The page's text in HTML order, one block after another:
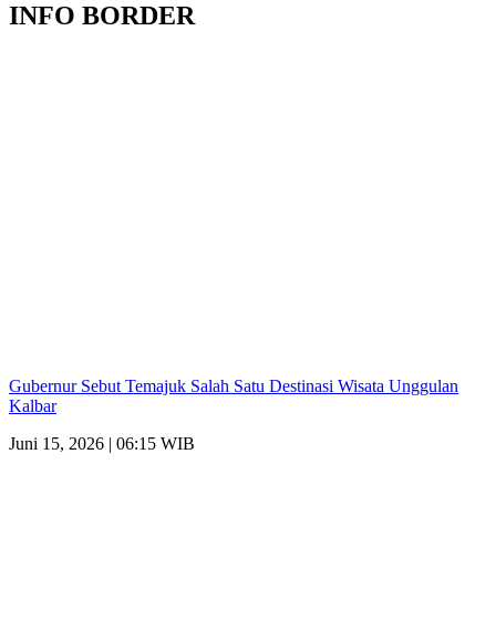
INFO BORDER
Gubernur Sebut Temajuk Salah Satu Destinasi Wisata Unggulan
Kalbar
Juni 15, 2026 | 06:15 WIB